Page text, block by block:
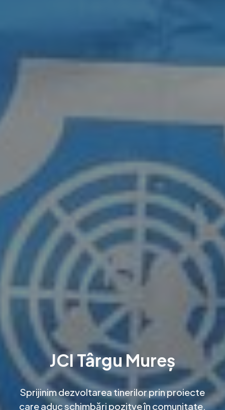
JCI Târgu Mureș
Sprijinim dezvoltarea tinerilor prin proiecte
care aduc schimbări pozitve în comunitate.